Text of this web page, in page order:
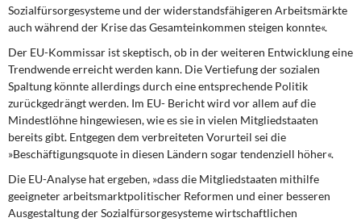
Sozialfürsorgesysteme und der widerstandsfähigeren Arbeitsmärkte
auch während der Krise das Gesamteinkommen steigen konnte«.
Der EU-Kommissar ist skeptisch,ob in der weiteren Entwicklung eine
Trendwende erreicht werden kann. Die Vertiefung der sozialen
Spaltung könnte allerdings durch eine entsprechende Politik
zurückgedrängt werden. Im EU- Bericht wird vor allem auf die
Mindestlöhne hingewiesen, wie es sie in vielen Mitgliedstaaten
bereits gibt. Entgegen dem verbreiteten Vorurteil sei die
»Beschäftigungsquote in diesen Ländern sogar tendenziell höher«.
Die EU-Analyse hat ergeben, »dass die Mitgliedstaaten mithilfe
geeigneter arbeitsmarktpolitischer Reformen und einer besseren
Ausgestaltung der Sozialfürsorgesysteme wirtschaftlichen